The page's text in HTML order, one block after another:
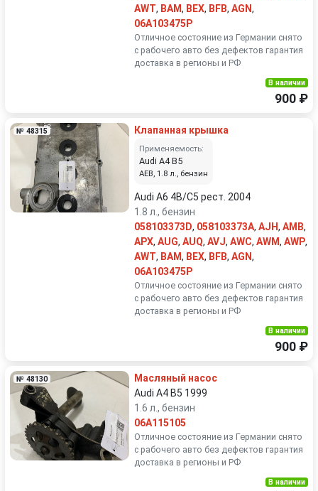
AWT, BAM, BEX, BFB, AGN,
06A103475P
Отличное состояние из Германии снято
с рабочего авто без дефектов гарантия
доставка в регионы и РФ
В наличии
900 ₽
№ 48315 Клапанная крышка
Применяемость:
Audi A4 B5
AEB, 1.8 л., бензин
Audi A6 4B/C5 рест. 2004
1.8 л., бензин
058103373D, 058103373A, AJH, AMB,
APX, AUG, AUQ, AVJ, AWC, AWM, AWP,
AWT, BAM, BEX, BFB, AGN,
06A103475P
Отличное состояние из Германии снято
с рабочего авто без дефектов гарантия
доставка в регионы и РФ
В наличии
900 ₽
№ 48130
Масляный насос
Audi A4 B5 1999
1.6 л., бензин
06A115105
Отличное состояние из Германии снято
с рабочего авто без дефектов гарантия
доставка в регионы и РФ
В наличии